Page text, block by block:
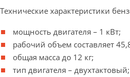
Технические характеристики
мощность двигателя – 1 кВт;
рабочий объем составляет
общая масса до 12 кг;
тип двигателя – двухтактовый;